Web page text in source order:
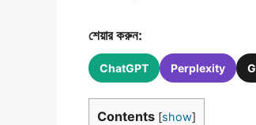
শেয়ার করুন:
ChatGPT Perplexity
Contents [show]